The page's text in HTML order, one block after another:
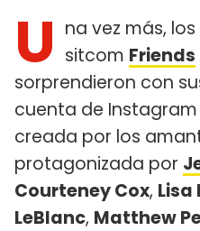
U na vez más,
sitcom Friends
sorprendieron con
cuenta de
creada por los
protagonizada por
Courteney Cox, Lisa
LeBlanc, Matthew